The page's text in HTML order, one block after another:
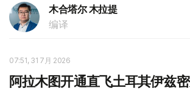
木合塔尔 木拉提
编译
07:51, 31 7月 2026
阿拉木图开通直飞土耳其伊兹